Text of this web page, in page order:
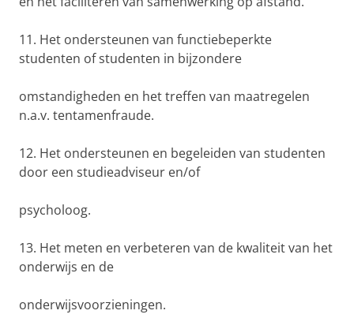
11. Het ondersteunen van functiebeperkte
studenten of studenten in bijzondere
omstandigheden en het treffen van maatregelen
n.a.v. tentamenfraude.
12. Het ondersteunen en begeleiden van studenten
door een studieadviseur en/of
psycholoog.
13. Het meten en verbeteren van de kwaliteit van het
onderwijs en de
onderwijsvoorzieningen.